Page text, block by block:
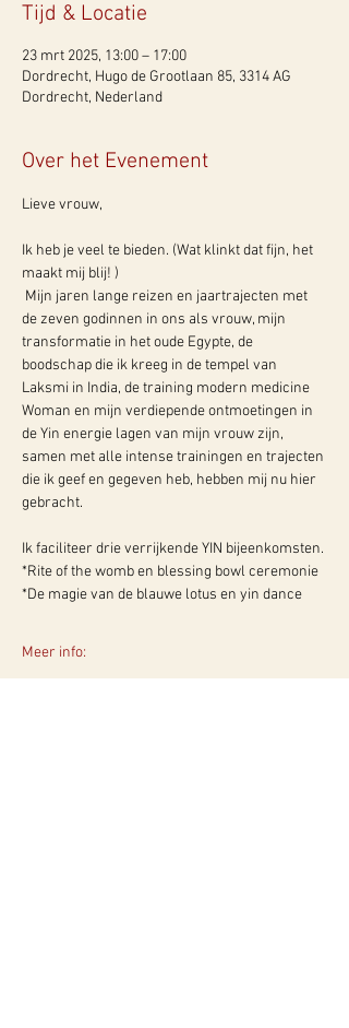
Tijd & Locatie
23 mrt 2025, 13:00 – 17:00
Dordrecht, Hugo de Grootlaan 85, 3314 AG
Dordrecht, Nederland
Over het Evenement
Lieve vrouw,
Ik heb je veel te bieden. (Wat klinkt dat fijn, het
maakt mij blij! )
Mijn jaren lange reizen en jaartrajecten met
de zeven godinnen in ons als vrouw, mijn
transformatie in het oude Egypte, de
boodschap die ik kreeg in de tempel van
Laksmi in India, de training modern medicine
Woman en mijn verdiepende ontmoetingen in
de Yin energie lagen van mijn vrouw zijn,
samen met alle intense trainingen en trajecten
die ik geef en gegeven heb, hebben mij nu hier
gebracht.
Ik faciliteer drie verrijkende YIN bijeenkomsten.
*Rite of the womb en blessing bowl ceremonie
*De magie van de blauwe lotus en yin dance
Meer info: